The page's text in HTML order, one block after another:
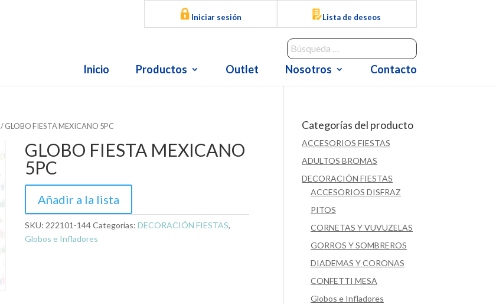
Iniciar sesión Lista de deseos
Inicio Productos Outlet Nosotros Contacto
/ GLOBO FIESTA MEXICANO 5PC
GLOBO FIESTA MEXICANO
5PC
Añadir a la lista
SKU: 222101-144Categorías:DECORACIÓN FIESTAS,
Globos e Infladores
Categorías del producto
ACCESORIOS FIESTAS
ADULTOS BROMAS
DECORACIÓN FIESTAS
ACCESORIOS DISFRAZ
PITOS
CORNETAS Y VUVUZELAS
GORROS Y SOMBREROS
DIADEMAS Y CORONAS
CONFETTI MESA
Globos e Infladores